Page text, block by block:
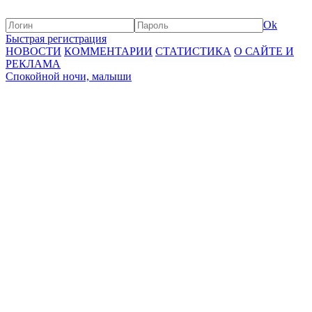
Ok
Быстрая регистрация
НОВОСТИ КОММЕНТАРИИ СТАТИСТИКА О САЙТЕ И
РЕКЛАМА
Спокойной ночи, малыши